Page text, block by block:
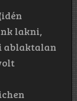
lakni,
ablaktalan